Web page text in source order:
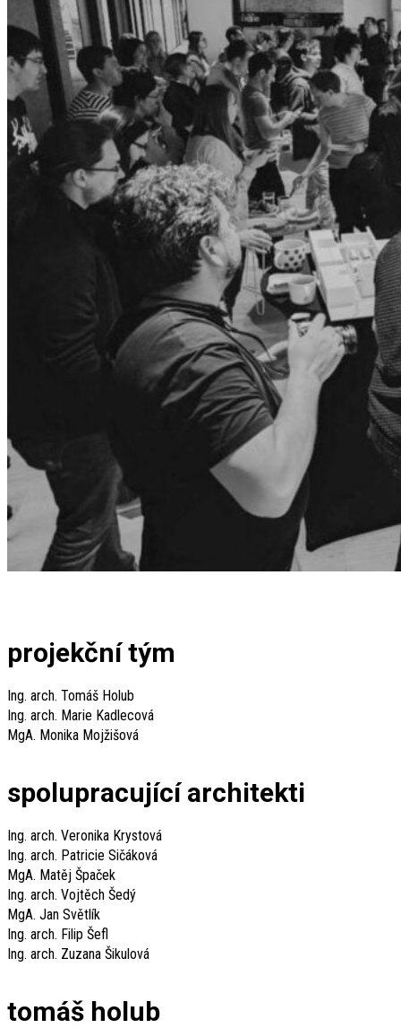
projekční tým
Ing. arch. Tomáš Holub
Ing. arch. Marie Kadlecová
MgA. Monika Mojžišová
spolupracující architekti
Ing. arch. Veronika Krystová
Ing. arch. Patricie Sičáková
MgA. Matěj Špaček
Ing. arch. Vojtěch Šedý
MgA. Jan Světlík
Ing. arch. Filip Šefl
Ing. arch. Zuzana Šikulová
tomáš holub